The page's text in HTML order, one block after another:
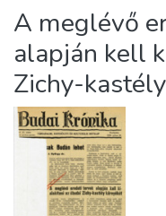
About us
A meglévő
alapján kell
Zichy-